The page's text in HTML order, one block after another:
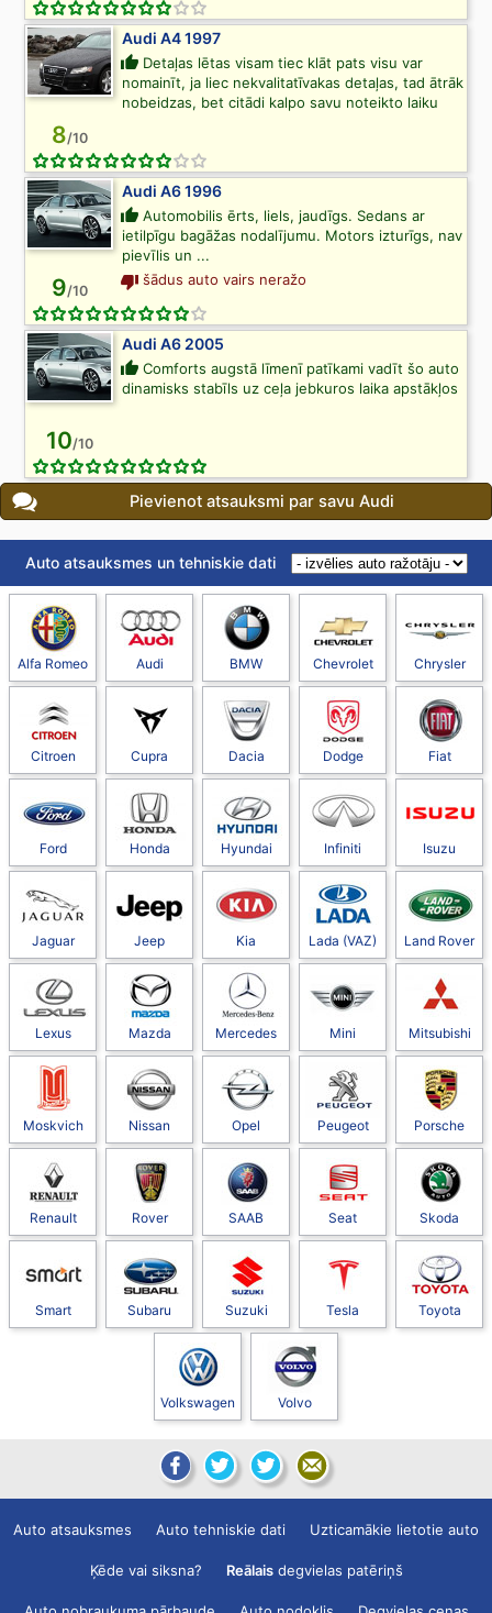
Audi A4 1997
Detaļas lētas visam tiec klāt pats visu var
nomainīt, ja liec nekvalitatīvakas detaļas, tad ātrāk
nobeidzas, bet citādi kalpo savu noteikto laiku
8/10
Audi A6 1996
Automobilis ērts, liels, jaudīgs. Sedans ar
ietilpīgu bagāžas nodalījumu. Motors izturīgs, nav
pievīlis un ...
šādus auto vairs neražo
9/10
Audi A6 2005
Comforts augstā līmenī patīkami vadīt šo auto
dinamisks stabīls uz ceļa jebkuros laika apstākļos
10/10
Pievienot atsauksmi par savu Audi
Auto atsauksmes un tehniskie dati
Alfa Romeo Audi BMW Chevrolet Chrysler
Citroen Cupra Dacia Dodge Fiat
Ford Honda Hyundai Infiniti Isuzu
Jaguar Jeep Kia Lada (VAZ) Land Rover
Lexus Mazda Mercedes Mini Mitsubishi
Moskvich Nissan Opel Peugeot Porsche
Renault Rover SAAB Seat Skoda
Smart Subaru Suzuki Tesla Toyota
Volkswagen Volvo
Auto atsauksmes Auto tehniskie dati Uzticamākie lietotie auto
Ķēde vai siksna? Reālaisdegvielas patēriņš